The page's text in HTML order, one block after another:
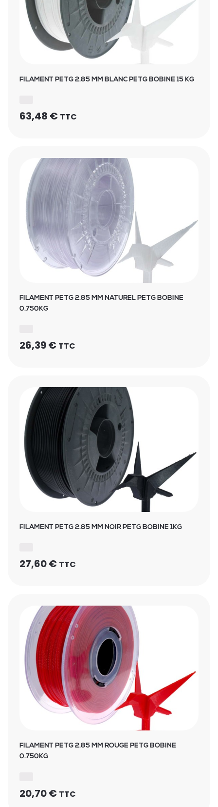
FILAMENT PETG 2.85 MM BLANC PETG BOBINE 15 KG
63,48 € TTC
FILAMENT PETG 2.85 MM NATUREL PETG BOBINE
0.750KG
26,39€ TTC
FILAMENT PETG 2.85 MM NOIR PETG BOBINE 1KG
27,60€ TTC
FILAMENT PETG 2.85 MM ROUGE PETG BOBINE
0.750KG
20,70€ TTC